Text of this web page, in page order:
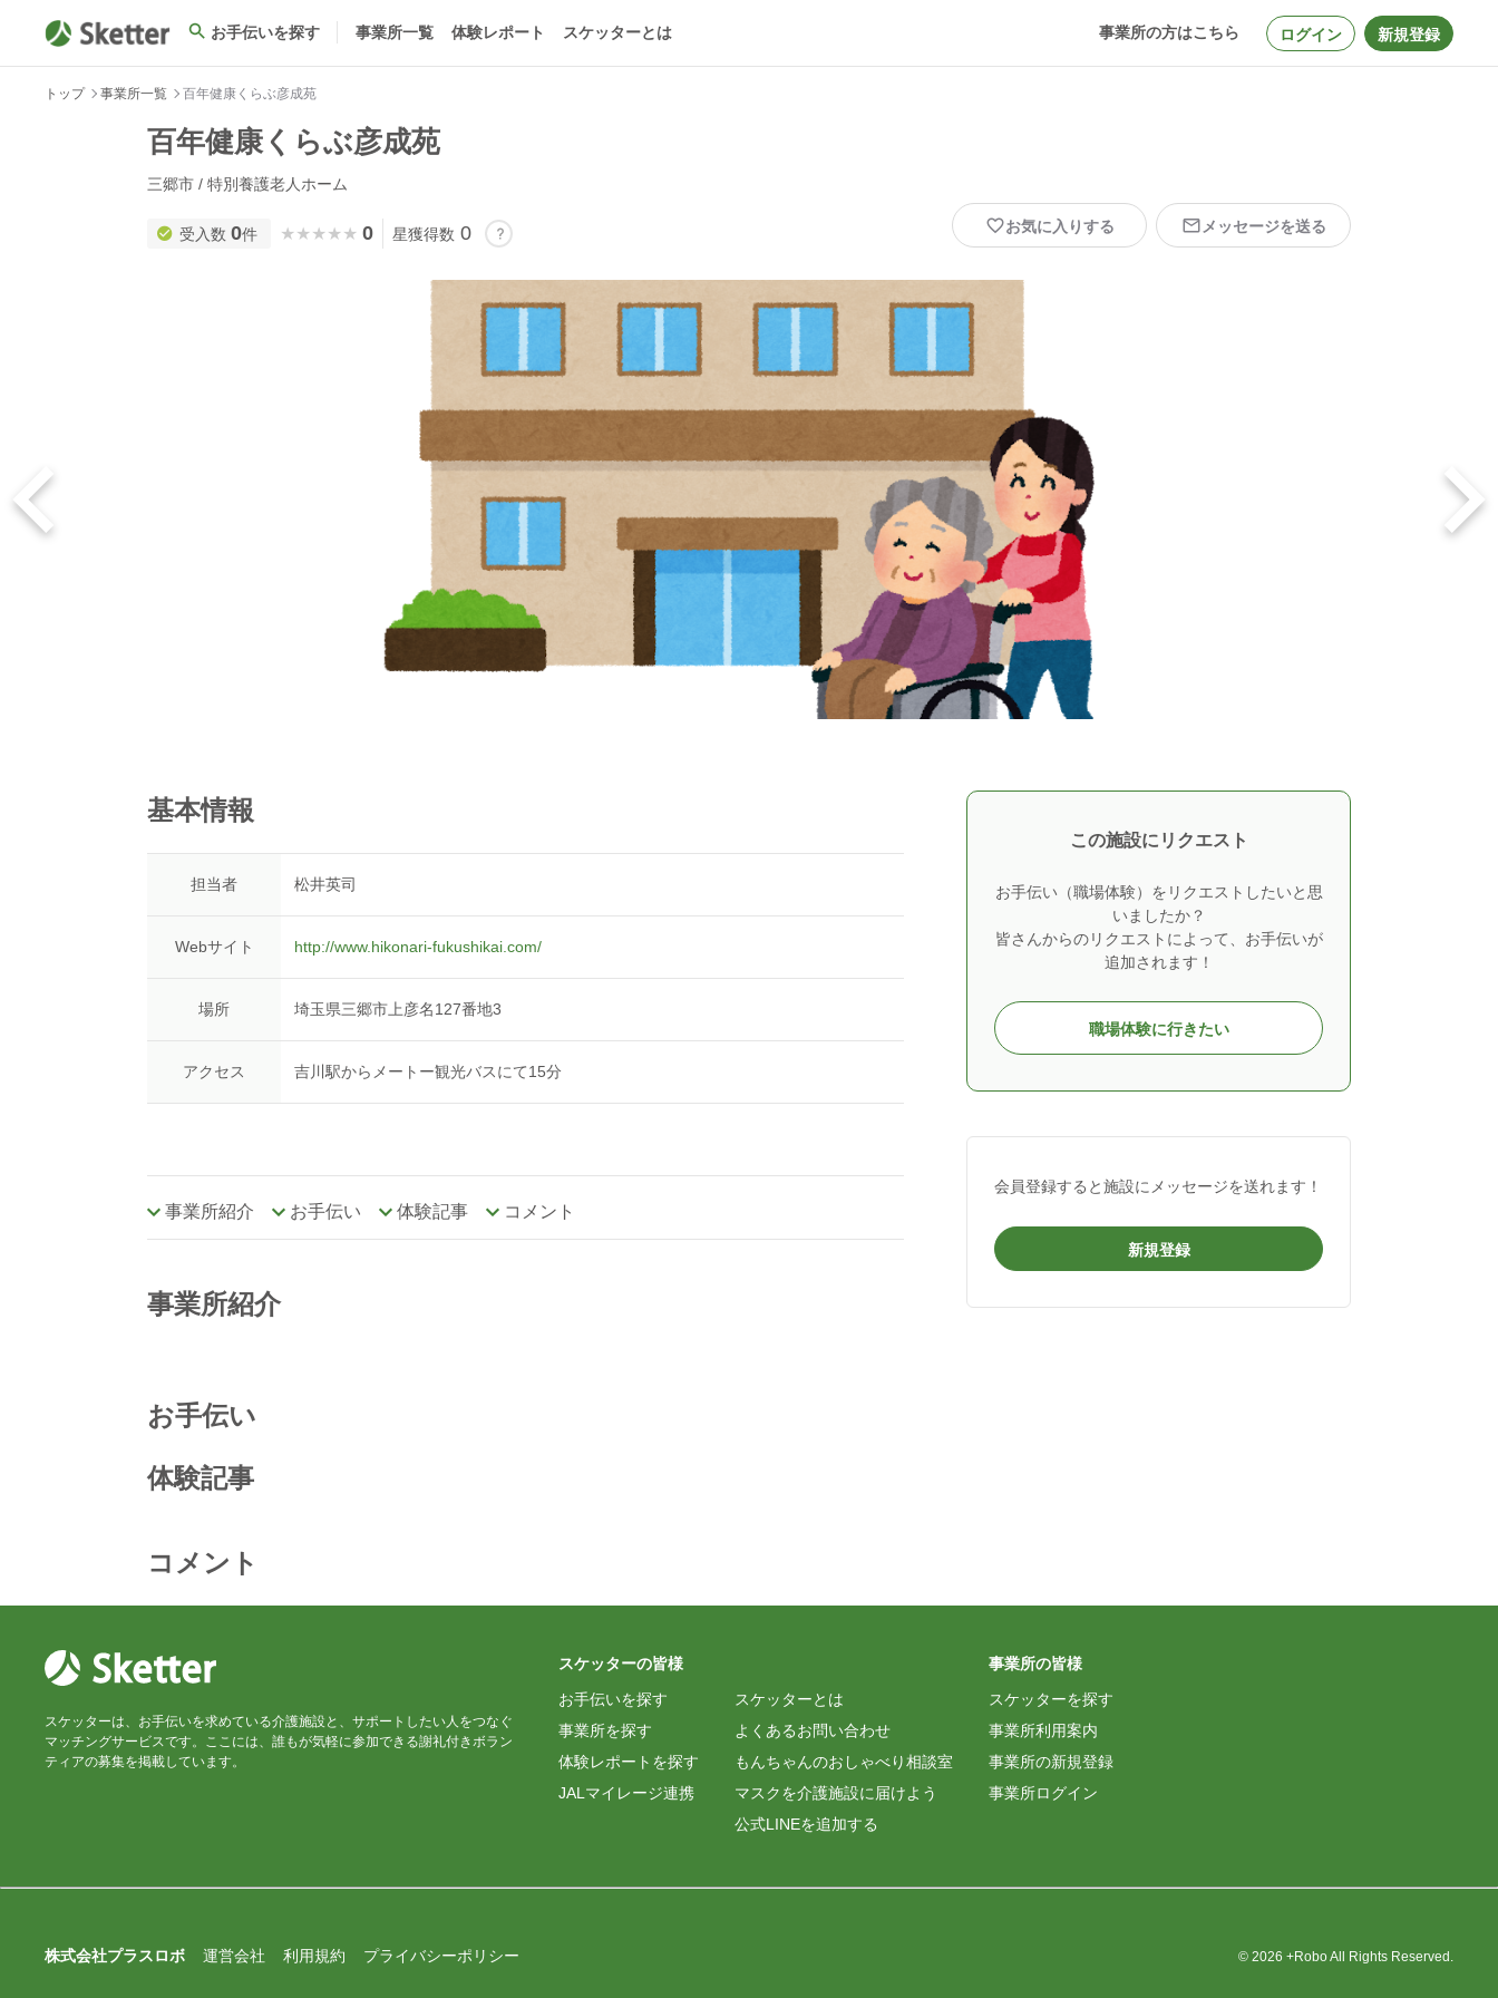
お手伝いを探す 事業所一覧 体験レポート スケッターとは 事業所の方はこちら ログイン 新規登録
トップ 事業所一覧 百年健康くらぶ彦成苑
百年健康くらぶ彦成苑
三郷市 / 特別養護老人ホーム
受入数 0件 ★★★★★
★★★★★ 0 星獲得数 0 お気に入りする メッセージを送る
基本情報
担当者 松井英司
Webサイト http://www.hikonari-fukushikai.com/
場所 埼玉県三郷市上彦名127番地3
アクセス 吉川駅からメートー観光バスにて15分
事業所紹介 お手伝い 体験記事 コメント
事業所紹介
お手伝い
体験記事
コメント
この施設にリクエスト
お手伝い（職場体験）をリクエストしたいと思
いましたか？
皆さんからのリクエストによって、お手伝いが
追加されます！
職場体験に行きたい
会員登録すると施設にメッセージを送れます！
新規登録
スケッターは、お手伝いを求めている介護施設と、サポートしたい人をつなぐ
マッチングサービスです。ここには、誰もが気軽に参加できる謝礼付きボラン
ティアの募集を掲載しています。
スケッターの皆様
お手伝いを探す
事業所を探す
体験レポートを探す
JALマイレージ連携
スケッターとは
よくあるお問い合わせ
もんちゃんのおしゃべり相談室
マスクを介護施設に届けよう
公式LINEを追加する
事業所の皆様
スケッターを探す
事業所利用案内
事業所の新規登録
事業所ログイン
株式会社プラスロボ 運営会社 利用規約 プライバシーポリシー © 2026 +Robo All Rights Reserved.